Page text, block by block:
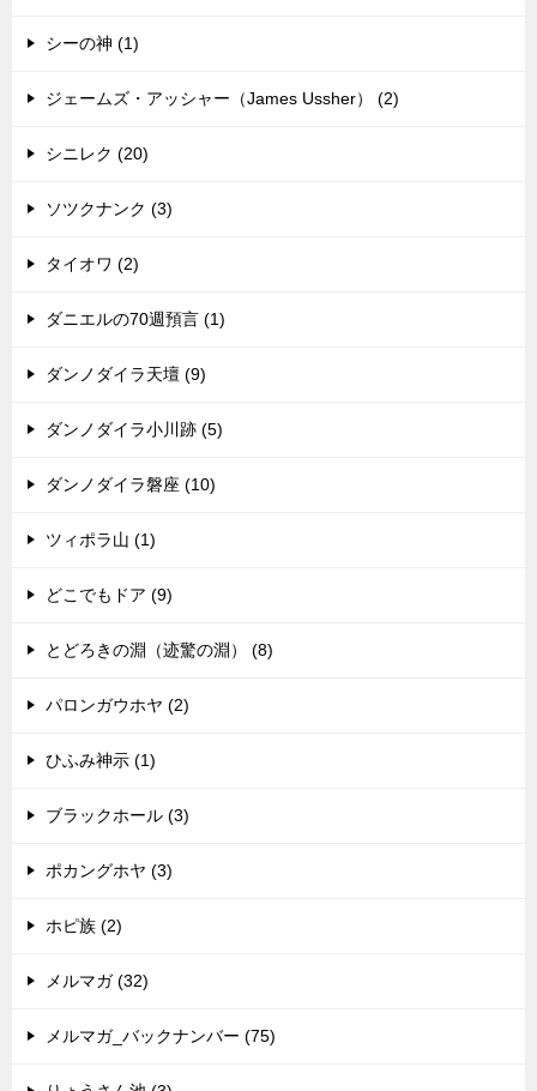
シーの神 (1)
ジェームズ・アッシャー（James Ussher） (2)
シニレク (20)
ソツクナンク (3)
タイオワ (2)
ダニエルの70週預言 (1)
ダンノダイラ天壇 (9)
ダンノダイラ小川跡 (5)
ダンノダイラ磐座 (10)
ツィポラ山 (1)
どこでもドア (9)
とどろきの淵（迹驚の淵） (8)
パロンガウホヤ (2)
ひふみ神示 (1)
ブラックホール (3)
ポカングホヤ (3)
ホピ族 (2)
メルマガ (32)
メルマガ_バックナンバー (75)